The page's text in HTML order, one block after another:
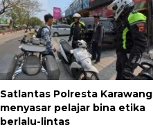
Satlantas Polresta Karawang
menyasar pelajar bina etika
berlalu-lintas